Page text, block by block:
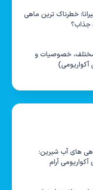
خطرناک ترین ماهی
جذاب؟
مختلف، خصوصیات و
آکواریومی)
های آب شیرین:
آرام